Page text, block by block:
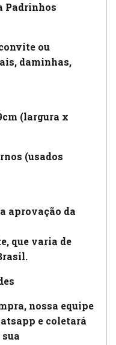
Padrinhos
ou
daminhas,
(largura x
(usados
aprovação da
que varia de
nossa equipe
e coletará